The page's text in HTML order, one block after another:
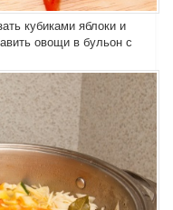
кубиками яблоки и
овощи в бульон с